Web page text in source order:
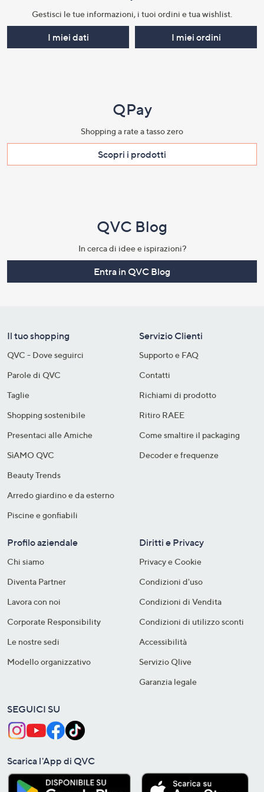
Gestisci le tue informazioni, i tuoi ordini e tua wishlist.​
I miei dati I miei ordini
QPay
Shopping a rate a tasso zero​
Scopri i prodotti​
QVC Blog
In cerca di idee e ispirazioni?
Entra in QVC Blog
Il tuo shopping
QVC - Dove seguirci
Parole di QVC
Taglie
Shopping sostenibile​
Presentaci alle Amiche
SìAMO QVC
Beauty Trends
Arredo giardino e da esterno
Piscine e gonfiabili
Servizio Clienti
Supporto e FAQ
Contatti
Richiami di prodotto
Ritiro RAEE
Come smaltire il packaging​
Decoder e frequenze​
Profilo aziendale
Chi siamo
Diventa Partner
Lavora con noi
Corporate Responsibility
Le nostre sedi
Modello organizzativo
Diritti e Privacy
Privacy e Cookie
Condizioni d'uso
Condizioni di Vendita
Condizioni di utilizzo sconti
Accessibilità
Servizio Qlive
Garanzia legale
SEGUICI SU
Scarica l'App di QVC